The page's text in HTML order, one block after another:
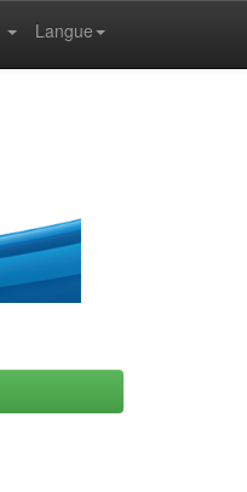
Langue